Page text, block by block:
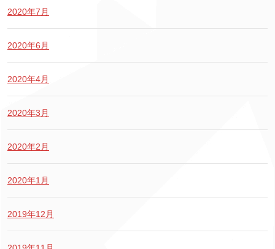
2020年7月
2020年6月
2020年4月
2020年3月
2020年2月
2020年1月
2019年12月